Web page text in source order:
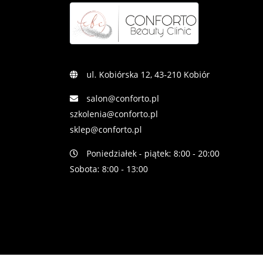
ul. Kobiórska 12, 43-210 Kobiór
salon@conforto.pl
szkolenia@conforto.pl
sklep@conforto.pl
Poniedziałek - piątek: 8:00 - 20:00
Sobota: 8:00 - 13:00